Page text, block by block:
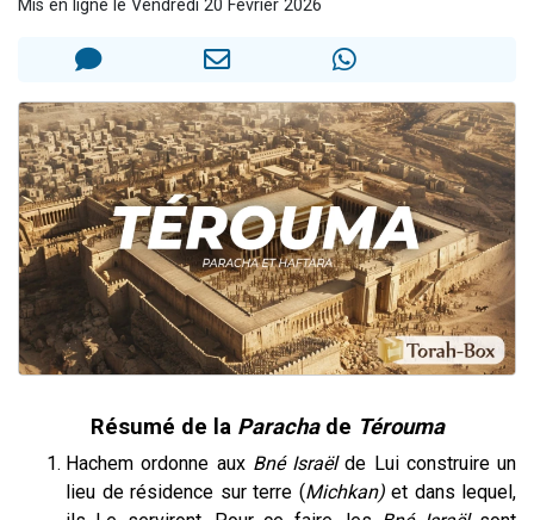
4 personnes viennent de faire un don pour Reloger Rivka, 6 enfants, victime de violences...
4 personnes viennent de nous rejoindre sur WhatsApp
3 nouvelles musiques dans Torah-Box Music
Mis en ligne le Vendredi 20 Février 2026
Résumé de la Parachade Térouma
Hachem ordonne aux Bné Israëlde Lui construire un
lieu de résidence sur terre (Michkan)et dans lequel,